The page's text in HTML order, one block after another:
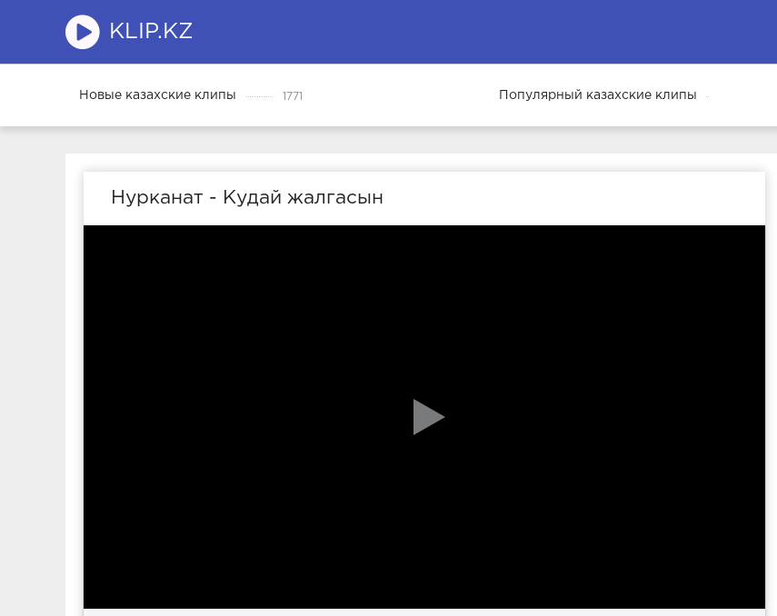
KLIP.KZ
Новые казахские клипы 1771 Популярный казахские клипы
Нурканат - Кудай жалгасын